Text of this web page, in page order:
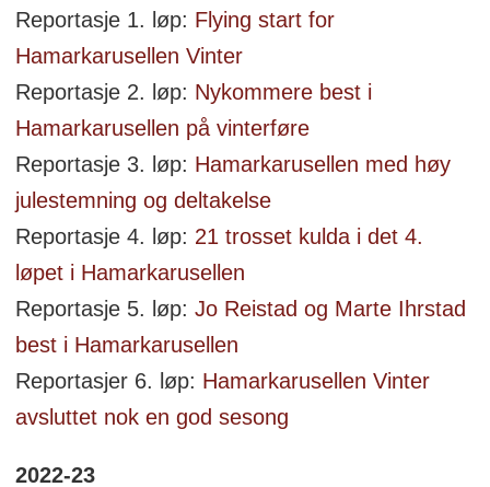
Reportasje 1. løp: Flying start for
Hamarkarusellen Vinter
Reportasje 2. løp: Nykommere best i
Hamarkarusellen på vinterføre
Reportasje 3. løp: Hamarkarusellen med høy
julestemning og deltakelse
Reportasje 4. løp: 21 trosset kulda i det 4.
løpet i Hamarkarusellen
Reportasje 5. løp: Jo Reistad og Marte Ihrstad
best i Hamarkarusellen
Reportasjer 6. løp: Hamarkarusellen Vinter
avsluttet nok en god sesong
2022-23